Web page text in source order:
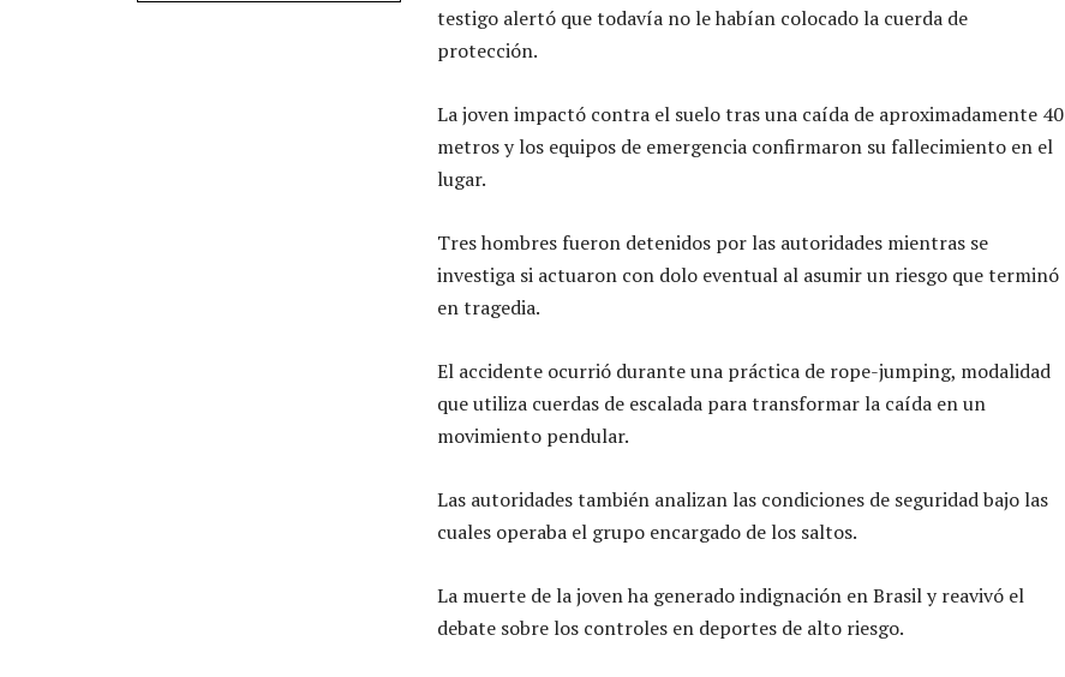
testigo alertó que todavía no le habían colocado la cuerda de
protección.
La joven impactó contra el suelo tras una caída de aproximadamente 40
metros y los equipos de emergencia confirmaron su fallecimiento en el
lugar.
Tres hombres fueron detenidos por las autoridades mientras se
investiga si actuaron con dolo eventual al asumir un riesgo que terminó
en tragedia.
El accidente ocurrió durante una práctica de rope-jumping, modalidad
que utiliza cuerdas de escalada para transformar la caída en un
movimiento pendular.
Las autoridades también analizan las condiciones de seguridad bajo las
cuales operaba el grupo encargado de los saltos.
La muerte de la joven ha generado indignación en Brasil y reavivó el
debate sobre los controles en deportes de alto riesgo.